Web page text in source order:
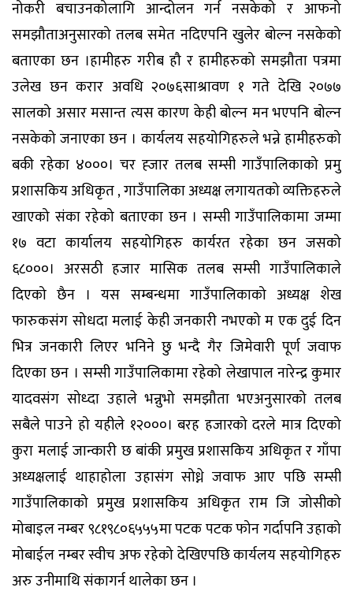
नोकरी बचाउनकोलागि आन्दोलन गर्न नसकेको र आफनो
समझौताअनुसारको तलब समेत नदिएपनि खुलेर बोल्न नसकेको
बताएका छन ।हामीहरु गरीब हौ र हामीहरुको समझौता पत्रमा
उलेख छन करार अवधि २०७६साश्रावण १ गते देखि २०७७
सालको असार मसान्त त्यस कारण केही बोल्न मन भएपनि बोल्न
नसकेको जनाएका छन । कार्यलय सहयोगिहरुले भन्ने हामीहरुको
बकी रहेका ४०००। चर ह्जार तलब सम्सी गाउँपालिकाको प्रमु
प्रशासकिय अधिकृत , गाउँपालिका अध्यक्ष लगायतको व्यक्तिहरुले
खाएको संका रहेको बताएका छन । सम्सी गाउँपालिकामा जम्मा
१७ वटा कार्यालय सहयोगिहरु कार्यरत रहेका छन जसको
६८०००। अरसठी हजार मासिक तलब सम्सी गाउँपालिकाले
दिएको छैन । यस सम्बन्धमा गाउँपालिकाको अध्यक्ष शेख
फारुकसंग सोधदा मलाई केही जनकारी नभएको म एक दुई दिन
भित्र जनकारी लिएर भनिने छु भन्दै गैर जिमेवारी पूर्ण जवाफ
दिएका छन । सम्सी गाउँपालिकामा रहेको लेखापाल नारेन्द्र कुमार
यादवसंग सोध्दा उहाले भन्नुभो समझौता भएअनुसारको तलब
सबैले पाउने हो यहीले १२०००। बरह हजारको दरले मात्र दिएको
कुरा मलाई जान्कारी छ बांकी प्रमुख प्रशासकिय अधिकृत र गाँपा
अध्यक्षलाई थाहाहोला उहासंग सोध्ने जवाफ आए पछि सम्सी
गाउँपालिकाको प्रमुख प्रशासकिय अधिकृत राम जि जोसीको
मोबाइल नम्बर ९८१९८०६५५५मा पटक पटक फोन गर्दापनि उहाको
मोबाईल नम्बर स्वीच अफ रहेको देखिएपछि कार्यलय सहयोगिहरु
अरु उनीमाथि संकागर्न थालेका छन ।